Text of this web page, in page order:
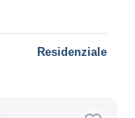
Residenziale